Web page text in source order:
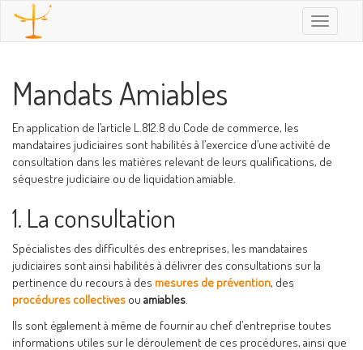
Toggle
Mandats Amiables
En application de l’article L.812.8 du Code de commerce, les
mandataires judiciaires sont habilités à l’exercice d’une activité de
consultation dans les matières relevant de leurs qualifications, de
séquestre judiciaire ou de liquidation amiable.
1. La consultation
Spécialistes des difficultés des entreprises, les mandataires
judiciaires sont ainsi habilités à délivrer des consultations sur la
pertinence du recours à des mesures de prévention, des
procédures collectives ou amiables.
Ils sont également à même de fournir au chef d’entreprise toutes
informations utiles sur le déroulement de ces procédures, ainsi que